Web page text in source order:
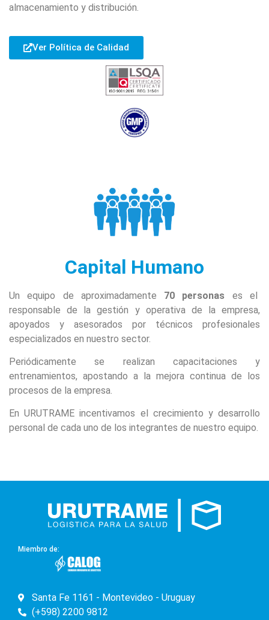
almacenamiento y distribución.
Ver Política de Calidad
Capital Humano
Un equipo de aproximadamente 70 personas es el
responsable de la gestión y operativa de la empresa,
apoyados y asesorados por técnicos profesionales
especializados en nuestro sector.
Periódicamente se realizan capacitaciones y
entrenamientos, apostando a la mejora continua de los
procesos de la empresa.
En URUTRAME incentivamos el crecimiento y desarrollo
personal de cada uno de los integrantes de nuestro equipo.
Miembro de:
Santa Fe 1161 - Montevideo - Uruguay
(+598) 2200 9812